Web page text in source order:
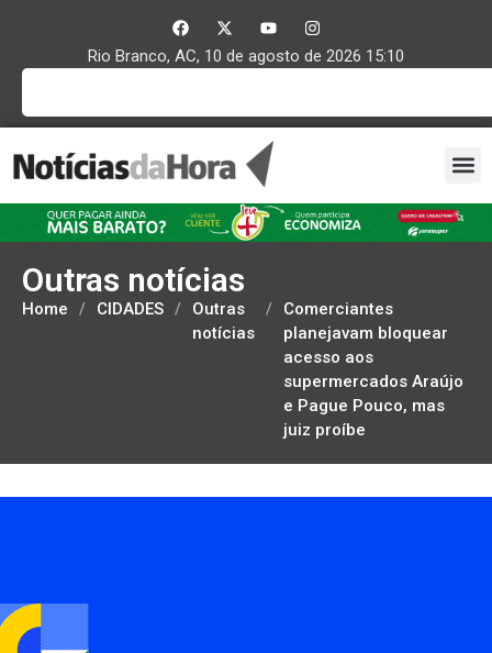
Rio Branco, AC, 10 de agosto de 2026 15:10
Outras notícias
Home / CIDADES /
Outras
notícias
/
Comerciantes
planejavam bloquear
acesso aos
supermercados Araújo
e Pague Pouco, mas
juiz proíbe